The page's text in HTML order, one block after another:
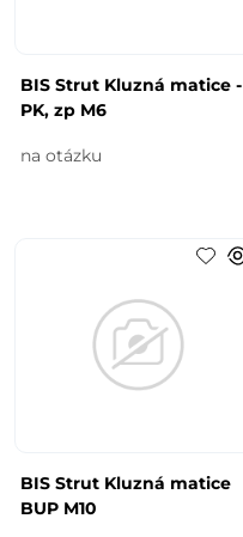
BIS Strut Kluzná matice -
PK, zp M6
na otázku
BIS Strut Kluzná matice
BUP M10